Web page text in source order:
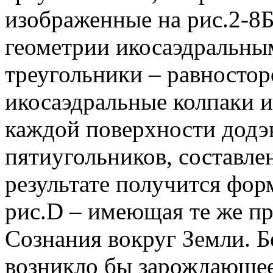
изображенные на рис.2-
геометрии
треугольники –
икосаэдральные колпаки
каждой поверхности
пятиугольников,
результате получится
рис.D – имеющая те же
Сознания вокруг Земли.
возникло бы